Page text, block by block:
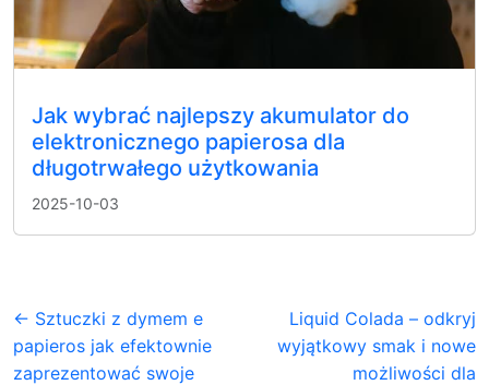
Jak wybrać najlepszy akumulator do
elektronicznego papierosa dla
długotrwałego użytkowania
2025-10-03
← Sztuczki z dymem e
papieros jak efektownie
zaprezentować swoje
Liquid Colada – odkryj
wyjątkowy smak i nowe
możliwości dla